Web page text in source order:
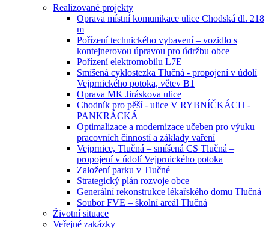
Realizované projekty
Oprava místní komunikace ulice Chodská dl. 218
m
Pořízení technického vybavení – vozidlo s
kontejnerovou úpravou pro údržbu obce
Pořízení elektromobilu L7E
Smíšená cyklostezka Tlučná - propojení v údolí
Vejprnického potoka, větev B1
Oprava MK Jiráskova ulice
Chodník pro pěší - ulice V RYBNÍČKÁCH -
PANKRÁCKÁ
Optimalizace a modernizace učeben pro výuku
pracovních činností a základy vaření
Vejprnice, Tlučná – smíšená CS Tlučná –
propojení v údolí Vejprnického potoka
Založení parku v Tlučné
Strategický plán rozvoje obce
Generální rekonstrukce lékařského domu Tlučná
Soubor FVE – školní areál Tlučná
Životní situace
Veřejné zakázky